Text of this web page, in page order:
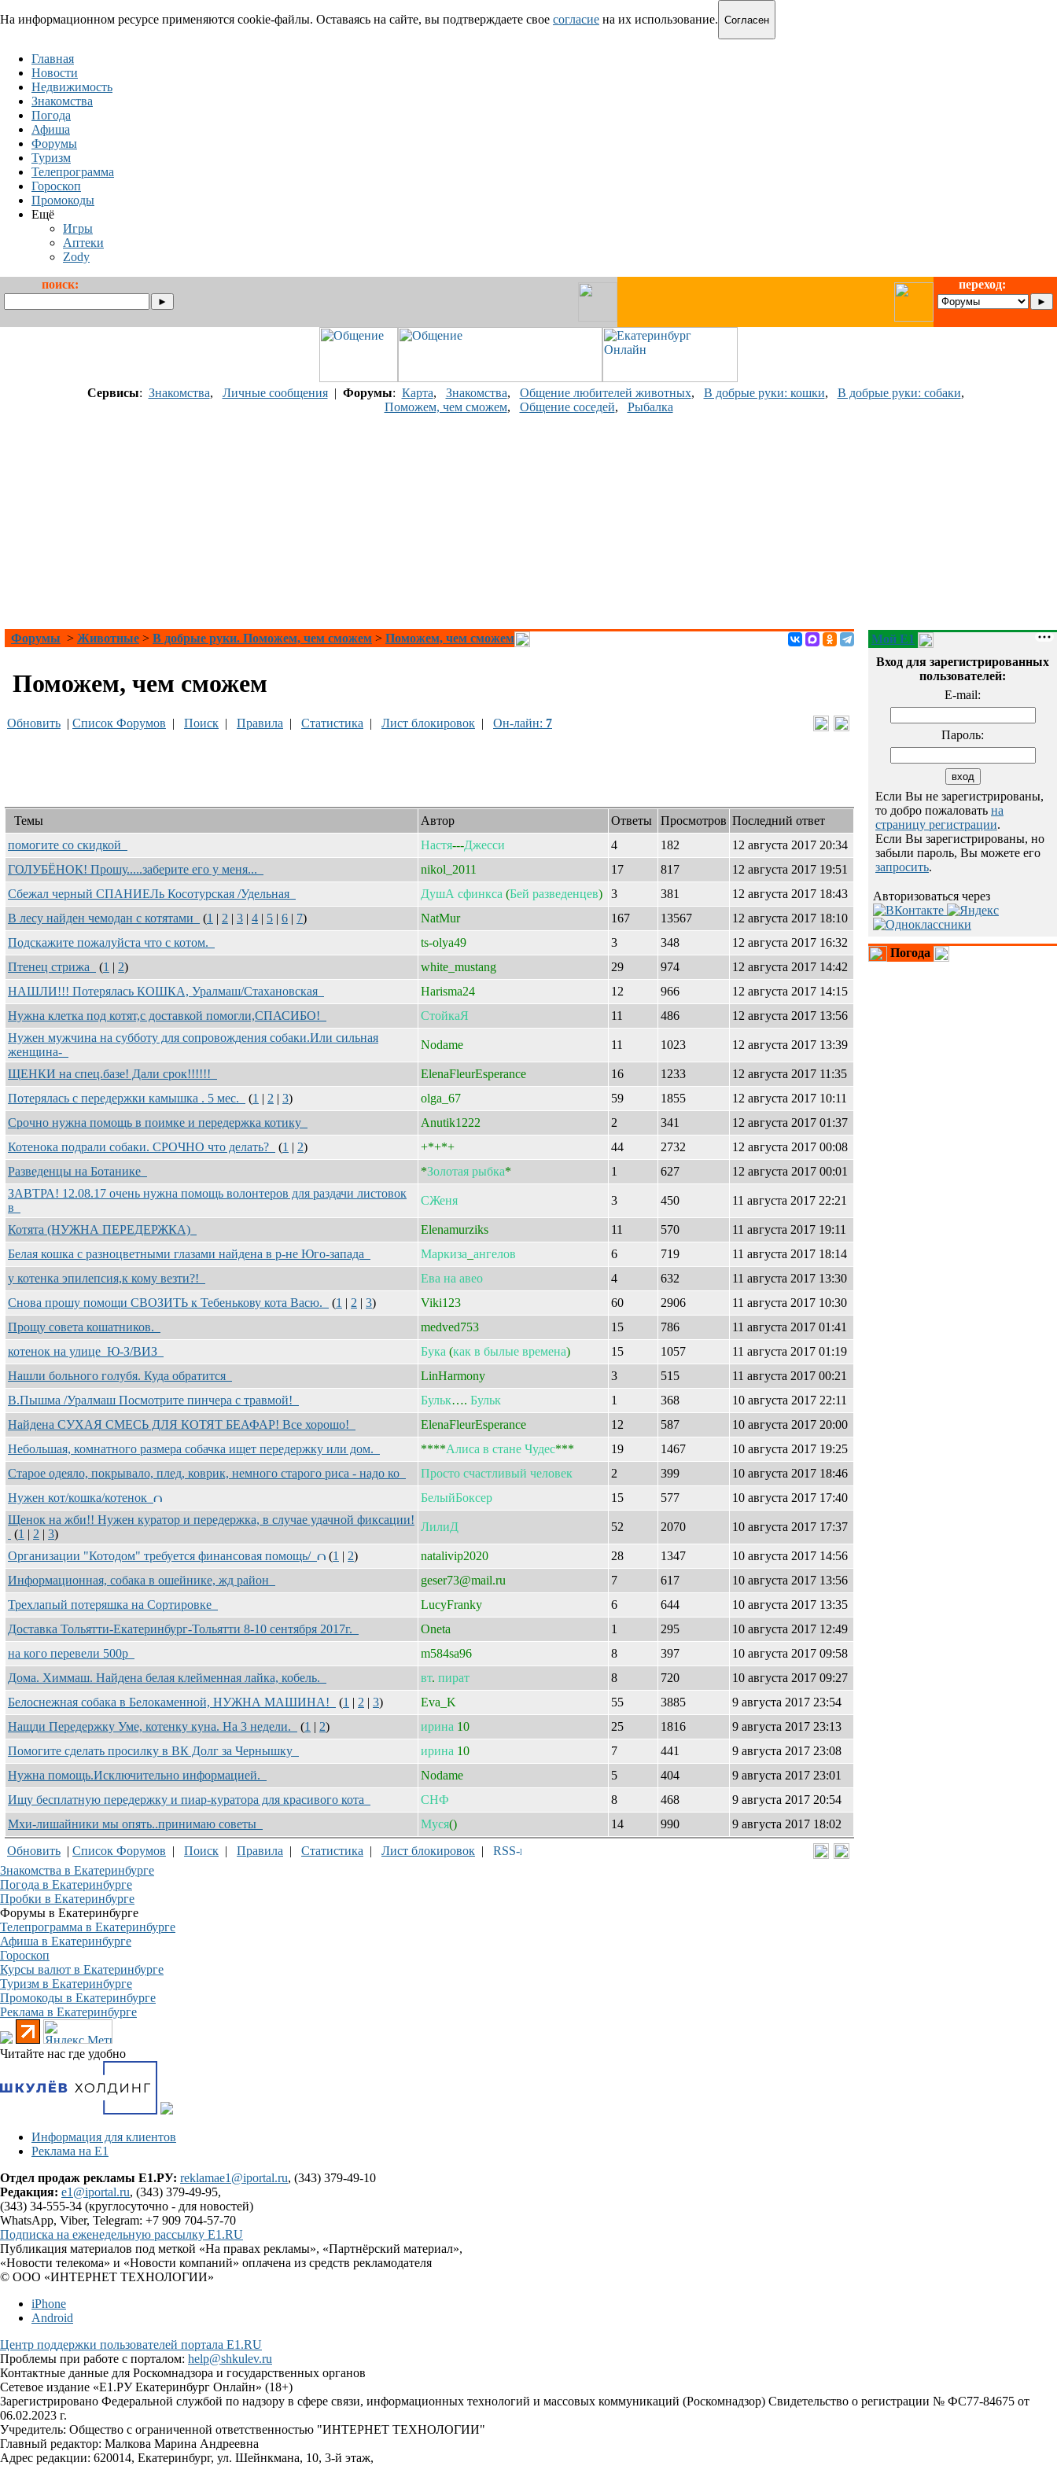
На информационном ресурсе применяются cookie-файлы. Оставаясь на сайте, вы подтверждаете свое согласие на их использование. Согласен
Главная
Новости
Недвижимость
Знакомства
Погода
Афиша
Форумы
Туризм
Телепрограмма
Гороскоп
Промокоды
Ещё
Игры
Аптеки
Zody
поиск: переход:
Сервисы: Знакомства, Личные сообщения| Форумы: Карта, Знакомства, Общение любителей животных, В добрые руки: кошки, В добрые руки: собаки,
Поможем, чем сможем, Общение соседей, Рыбалка
Форумы > Животные > В добрые руки. Поможем, чем сможем > Поможем, чем сможем
Поможем, чем сможем
Обновить | Список Форумов | Поиск | Правила | Статистика | Лист блокировок | Он-лайн: 7
Темы Автор Ответы Просмотров Последний ответ
помогите со скидкой
Настя---Джесси 4 182
12 августа 2017 20:34
ГОЛУБЁНОК! Прошу.....заберите его у меня...
nikol_2011 17 817
12 августа 2017 19:51
Сбежал черный СПАНИЕЛь Косотурская /Удельная
ДушА сфинкса (Бей разведенцев) 3 381
12 августа 2017 18:43
В лесу найден чемодан с котятами
(1 | 2 | 3 | 4 | 5 | 6 | 7) NatMur 167 13567
12 августа 2017 18:10
Подскажите пожалуйста что с котом.
ts-olya49 3 348
12 августа 2017 16:32
Птенец стрижа
(1 | 2) white_mustang 29 974
12 августа 2017 14:42
НАШЛИ!!! Потерялась КОШКА, Уралмаш/Стахановская
Harisma24 12 966
12 августа 2017 14:15
Нужна клетка под котят,с доставкой помогли,СПАСИБО!
СтойкаЯ 11 486
12 августа 2017 13:56
Нужен мужчина на субботу для сопровождения собаки.Или сильная
женщина-
Nodame 11 1023 12 августа 2017 13:39
ЩЕНКИ на спец.базе! Дали срок!!!!!! ElenaFleurEsperance 16 1233
12 августа 2017 11:35
Потерялась с передержки камышка . 5 мес.
(1 | 2 | 3) olga_67 59 1855
12 августа 2017 10:11
Срочно нужна помощь в поимке и передержка котику
Anutik1222 2 341
12 августа 2017 01:37
Котенока подрали собаки. СРОЧНО что делать?
(1 | 2) +*+*+ 44 2732
12 августа 2017 00:08
Разведенцы на Ботанике
*Золотая рыбка* 1 627
12 августа 2017 00:01
ЗАВТРА! 12.08.17 очень нужна помощь волонтеров для раздачи листовок
в
СЖеня 3 450 11 августа 2017 22:21
Котята (НУЖНА ПЕРЕДЕРЖКА) Elenamurziks 11 570
11 августа 2017 19:11
Белая кошка с разноцветными глазами найдена в р-не Юго-запада
Маркиза ангелов 6 719
11 августа 2017 18:14
у котенка эпилепсия,к кому везти?!
Ева на авео 4 632
11 августа 2017 13:30
Снова прошу помощи СВОЗИТЬ к Тебенькову кота Васю.
(1 | 2 | 3) Viki123 60 2906
11 августа 2017 10:30
Прощу совета кошатников.
medved753 15 786
11 августа 2017 01:41
котенок на улице_Ю-З/ВИЗ
Бука (как в былые времена) 15 1057
11 августа 2017 01:19
Нашли больного голубя. Куда обратится
LinHarmony 3 515
11 августа 2017 00:21
В.Пышма /Уралмаш Посмотрите пинчера с травмой!
Бульк…. Бульк 1 368
10 августа 2017 22:11
Найдена СУХАЯ СМЕСЬ ДЛЯ КОТЯТ БЕАФАР! Все хорошо!
ElenaFleurEsperance 12 587
10 августа 2017 20:00
Небольшая, комнатного размера собачка ищет передержку или дом.
****Алиса в стане Чудес*** 19 1467
10 августа 2017 19:25
Старое одеяло, покрывало, плед, коврик, немного старого риса - надо ко
Просто счастливый человек 2 399
10 августа 2017 18:46
Нужен кот/кошка/котенок
БелыйБоксер 15 577
10 августа 2017 17:40
Щенок на жби!! Нужен куратор и передержка, в случае удачной фиксации!
(1 | 2 | 3)
ЛилиД 52 2070 10 августа 2017 17:37
Организации "Котодом" требуется финансовая помощь/ (1 | 2) natalivip2020 28 1347
10 августа 2017 14:56
Информационная, собака в ошейнике, жд район
geser73@mail.ru 7 617
10 августа 2017 13:56
Трехлапый потеряшка на Сортировке
LucyFranky 6 644
10 августа 2017 13:35
Доставка Тольятти-Екатеринбург-Тольятти 8-10 сентября 2017г.
Oneta 1 295
10 августа 2017 12:49
на кого перевели 500р
m584sa96 8 397
10 августа 2017 09:58
Дома. Химмаш. Найдена белая клейменная лайка, кобель.
вт. пират 8 720
10 августа 2017 09:27
Белоснежная собака в Белокаменной, НУЖНА МАШИНА!
(1 | 2 | 3) Eva_K 55 3885
9 августа 2017 23:54
Нащди Передержку Уме, котенку куна. На 3 недели.
(1 | 2) ирина 10 25 1816
9 августа 2017 23:13
Помогите сделать просилку в ВК Долг за Чернышку
ирина 10 7 441
9 августа 2017 23:08
Нужна помощь.Исключительно информацией.
Nodame 5 404
9 августа 2017 23:01
Ищу бесплатную передержку и пиар-куратора для красивого кота
СНФ 8 468
9 августа 2017 20:54
Мхи-лишайники мы опять..принимаю советы
Муся() 14 990
9 августа 2017 18:02
Обновить | Список Форумов | Поиск | Правила | Статистика | Лист блокировок |
Мой E1
Вход для зарегистрированных
пользователей:
E-mail:
Пароль:
Если Вы не зарегистрированы,
то добро пожаловать на
страницу регистрации.
Если Вы зарегистрированы, но
забыли пароль, Вы можете его
запросить.
Авторизоваться через
Погода
Знакомства в Екатеринбурге
Погода в Екатеринбурге
Пробки в Екатеринбурге
Форумы в Екатеринбурге
Телепрограмма в Екатеринбурге
Афиша в Екатеринбурге
Гороскоп
Курсы валют в Екатеринбурге
Туризм в Екатеринбурге
Промокоды в Екатеринбурге
Реклама в Екатеринбурге
Читайте нас где удобно
Информация для клиентов
Реклама на Е1
Отдел продаж рекламы Е1.РУ: reklamae1@iportal.ru, (343) 379-49-10
Редакция: e1@iportal.ru, (343) 379-49-95,
(343) 34-555-34 (круглосуточно - для новостей)
WhatsApp, Viber, Telegram: +7 909 704-57-70
Подписка на еженедельную рассылку E1.RU
Публикация материалов под меткой «На правах рекламы», «Партнёрский материал»,
«Новости телекома» и «Новости компаний» оплачена из средств рекламодателя
© ООО «ИНТЕРНЕТ ТЕХНОЛОГИИ»
iPhone
Android
Центр поддержки пользователей портала E1.RU
Проблемы при работе с порталом: help@shkulev.ru
Контактные данные для Роскомнадзора и государственных органов
Сетевое издание «Е1.РУ Екатеринбург Онлайн» (18+)
Зарегистрировано Федеральной службой по надзору в сфере связи, информационных технологий и массовых коммуникаций (Роскомнадзор) Свидетельство о регистрации № ФС77-84675 от
06.02.2023 г.
Учредитель: Общество с ограниченной ответственностью "ИНТЕРНЕТ ТЕХНОЛОГИИ"
Главный редактор: Малкова Марина Андреевна
Адрес редакции: 620014, Екатеринбург, ул. Шейнкмана, 10, 3-й этаж,